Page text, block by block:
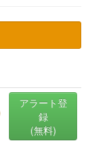
アラート登
録
(無料)